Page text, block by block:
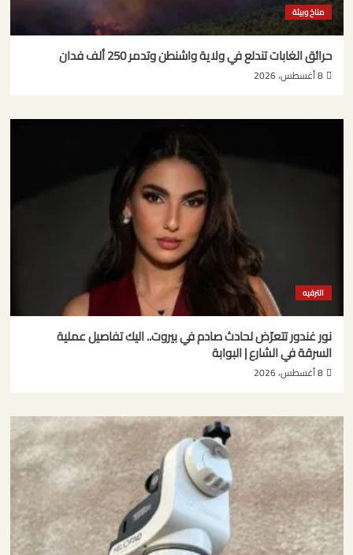
مناخ وبيئة
حرائق الغابات تندلع في ولاية واشنطن وتدمر 250 ألف فدان
8 أغسطس، 2026
الترفيه
نور غندور تتعرّض لحادث صادم في بيروت.. اليك تفاصيل عملية
السرقة في الشارع | البوابة
8 أغسطس، 2026